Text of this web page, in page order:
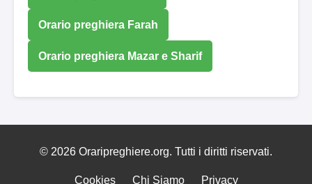
Orario preghiera Farah
Orario preghiera Mazar e Sharif
© 2026 Oraripreghiere.org. Tutti i diritti riservati.
Cookies Chi Siamo Privacy